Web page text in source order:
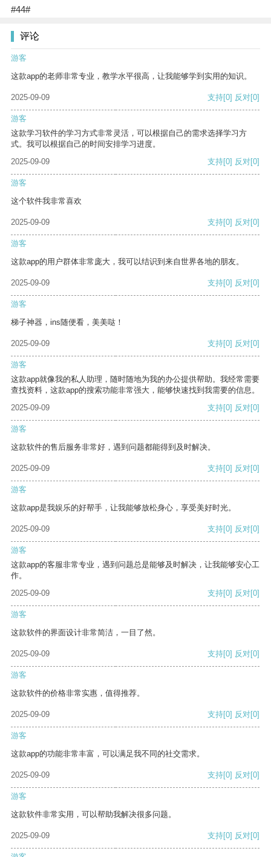
#44#
评论
游客
这款app的老师非常专业，教学水平很高，让我能够学到实用的知识。
2025-09-09 支持[0] 反对[0]
游客
这款学习软件的学习方式非常灵活，可以根据自己的需求选择学习方
式。我可以根据自己的时间安排学习进度。
2025-09-09
支持[0] 反对[0]
游客
这个软件我非常喜欢
2025-09-09 支持[0] 反对[0]
游客
这款app的用户群体非常庞大，我可以结识到来自世界各地的朋友。
2025-09-09 支持[0] 反对[0]
游客
梯子神器，ins随便看，美美哒！
2025-09-09 支持[0] 反对[0]
游客
这款app就像我的私人助理，随时随地为我的办公提供帮助。我经常需要
查找资料，这款app的搜索功能非常强大，能够快速找到我需要的信息。
2025-09-09
支持[0] 反对[0]
游客
这款软件的售后服务非常好，遇到问题都能得到及时解决。
2025-09-09 支持[0] 反对[0]
游客
这款app是我娱乐的好帮手，让我能够放松身心，享受美好时光。
2025-09-09 支持[0] 反对[0]
游客
这款app的客服非常专业，遇到问题总是能够及时解决，让我能够安心工
作。
2025-09-09
支持[0] 反对[0]
游客
这款软件的界面设计非常简洁，一目了然。
2025-09-09 支持[0] 反对[0]
游客
这款软件的价格非常实惠，值得推荐。
2025-09-09 支持[0] 反对[0]
游客
这款app的功能非常丰富，可以满足我不同的社交需求。
2025-09-09 支持[0] 反对[0]
游客
这款软件非常实用，可以帮助我解决很多问题。
2025-09-09 支持[0] 反对[0]